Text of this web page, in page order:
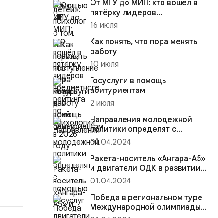
От МГУ до МИП: кто вошёл в
пятёрку лидеров
предметного рейтинга по
16 июля
Как понять, что пора менять
работу
10 июля
Госуслуги в помощь
абитуриентам
2 июля
Направления молодежной
политики определят с
помощью госуслуг
01.04.2024
Ракета-носитель «Ангара-А5»
и двигатели ОДК в развитии
космической отрасли
01.04.2024
Победа в региональном туре
Международной олимпиады